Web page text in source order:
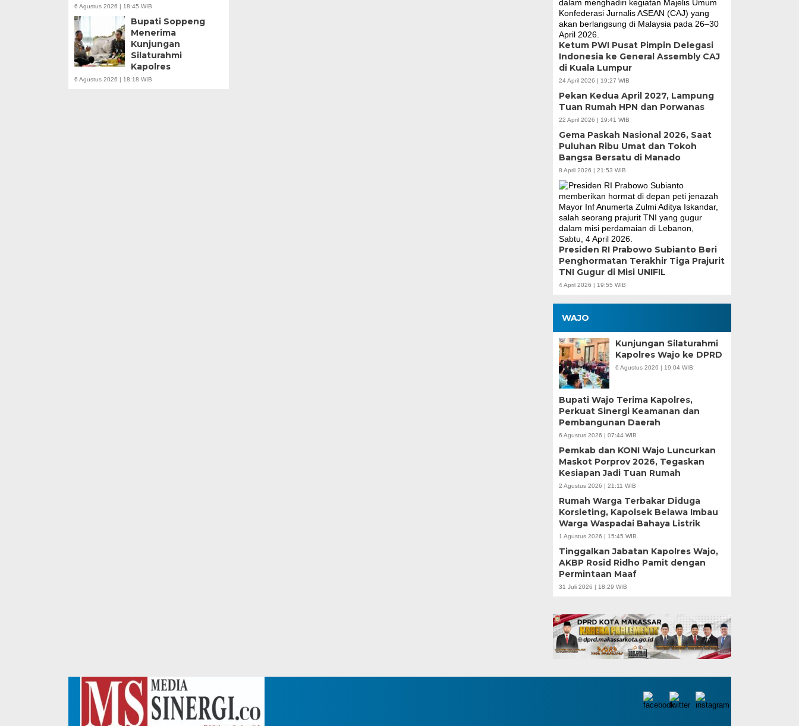
6 Agustus 2026 | 18:45 WIB
Bupati Soppeng
Menerima
Kunjungan
Silaturahmi
Kapolres
6 Agustus 2026 | 18:18 WIB
Ketum PWI Pusat Pimpin Delegasi
Indonesia ke General Assembly CAJ
di Kuala Lumpur
24 April 2026 | 19:27 WIB
Pekan Kedua April 2027, Lampung
Tuan Rumah HPN dan Porwanas
22 April 2026 | 19:41 WIB
Gema Paskah Nasional 2026, Saat
Puluhan Ribu Umat dan Tokoh
Bangsa Bersatu di Manado
8 April 2026 | 21:53 WIB
Presiden RI Prabowo Subianto Beri
Penghormatan Terakhir Tiga Prajurit
TNI Gugur di Misi UNIFIL
4 April 2026 | 19:55 WIB
WAJO
Kunjungan Silaturahmi
Kapolres Wajo ke DPRD
6 Agustus 2026 | 19:04 WIB
Bupati Wajo Terima Kapolres,
Perkuat Sinergi Keamanan dan
Pembangunan Daerah
6 Agustus 2026 | 07:44 WIB
Pemkab dan KONI Wajo Luncurkan
Maskot Porprov 2026, Tegaskan
Kesiapan Jadi Tuan Rumah
2 Agustus 2026 | 21:11 WIB
Rumah Warga Terbakar Diduga
Korsleting, Kapolsek Belawa Imbau
Warga Waspadai Bahaya Listrik
1 Agustus 2026 | 15:45 WIB
Tinggalkan Jabatan Kapolres Wajo,
AKBP Rosid Ridho Pamit dengan
Permintaan Maaf
31 Juli 2026 | 18:29 WIB